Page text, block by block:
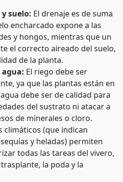
suelo: El drenaje es de suma
encharcado expone a las
y hongos, mientras que un
el correcto aireado del suelo,
de la planta.
El riego debe ser
ya que las plantas están en
debe ser de calidad para
del sustrato ni atacar a
de minerales o cloro.
climáticos (que indican
y heladas) permiten
todas las tareas del vivero,
la poda y la